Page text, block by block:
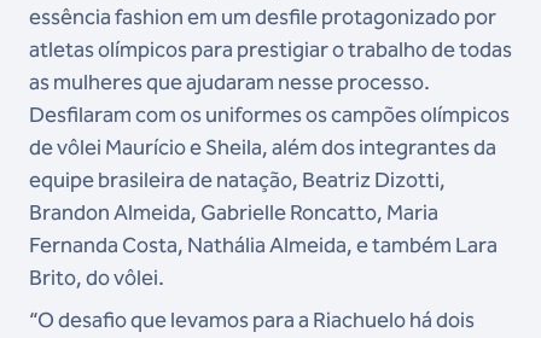
essência fashion em um desfile protagonizado por
atletas olímpicos para prestigiar o trabalho de todas
as mulheres que ajudaram nesse processo.
Desfilaram com os uniformes os campões olímpicos
de vôlei Maurício e Sheila, além dos integrantes da
equipe brasileira de natação, Beatriz Dizotti,
Brandon Almeida, Gabrielle Roncatto, Maria
Fernanda Costa, Nathália Almeida, e também Lara
Brito, do vôlei.
“O desafio que levamos para a Riachuelo há dois